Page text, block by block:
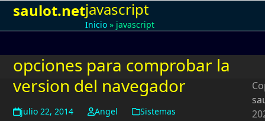
Skip
content
saulot.net
Open
mobile
Close
mobile
javascript
Inicio » javascript
opciones para comprobar la
version del navegador
julio 22, 2014 Angel Sistemas